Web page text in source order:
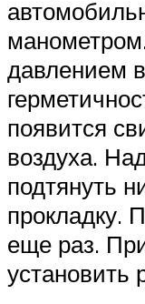
давлением
появится
воздуха.
подтянуть
прокладку.
еще раз.
установить